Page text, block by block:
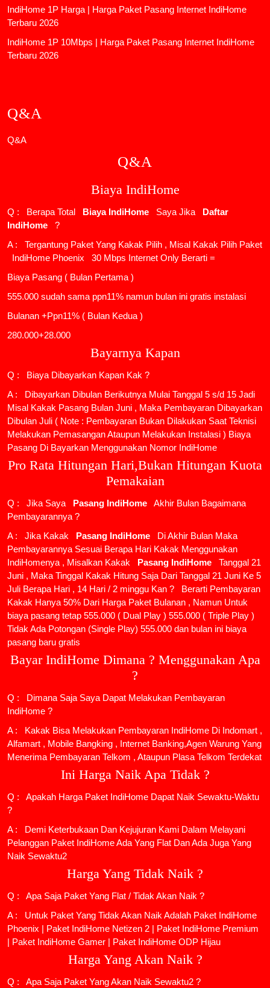
IndiHome 1P Harga | Harga Paket Pasang Internet IndiHome
Terbaru 2026
IndiHome 1P 10Mbps | Harga Paket Pasang Internet IndiHome
Terbaru 2026
Q&A
Q&A
Q&A
Biaya IndiHome
Q : Berapa Total Biaya IndiHome Saya Jika
Daftar
IndiHome
?
A : Tergantung Paket Yang Kakak Pilih , Misal Kakak Pilih Paket
IndiHome Phoenix
30 Mbps Internet Only Berarti =
Biaya Pasang ( Bulan Pertama )
555.000 sudah sama ppn11% namun bulan ini gratis instalasi
Bulanan +Ppn11% ( Bulan Kedua )
280.000+28.000
Bayarnya Kapan
Q : Biaya Dibayarkan Kapan Kak ?
A : Dibayarkan Dibulan Berikutnya Mulai Tanggal 5 s/d 15 Jadi
Misal Kakak Pasang Bulan Juni , Maka Pembayaran Dibayarkan
Dibulan Juli ( Note : Pembayaran Bukan Dilakukan Saat Teknisi
Melakukan Pemasangan Ataupun Melakukan Instalasi ) Biaya
Pasang Di Bayarkan Menggunakan Nomor IndiHome
Pro Rata Hitungan Hari,Bukan Hitungan Kuota
Pemakaian
Q : Jika Saya Pasang IndiHome
Akhir Bulan Bagaimana
Pembayarannya ?
A : Jika Kakak
Pasang IndiHome
Di Akhir Bulan Maka
Pembayarannya Sesuai Berapa Hari Kakak Menggunakan
IndiHomenya , Misalkan Kakak
Pasang IndiHome
Tanggal 21
Juni , Maka Tinggal Kakak Hitung Saja Dari Tanggal 21 Juni Ke 5
Juli Berapa Hari , 14 Hari / 2 minggu Kan ? Berarti Pembayaran
Kakak Hanya 50% Dari Harga Paket Bulanan , Namun Untuk
biaya pasang tetap 555.000 ( Dual Play ) 555.000 ( Triple Play )
Tidak Ada Potongan (Single Play) 555.000 dan bulan ini biaya
pasang baru gratis
Bayar IndiHome Dimana ? Menggunakan Apa
?
Q : Dimana Saja Saya Dapat Melakukan Pembayaran
IndiHome ?
A : Kakak Bisa Melakukan Pembayaran IndiHome Di Indomart ,
Alfamart , Mobile Bangking , Internet Banking,Agen Warung Yang
Menerima Pembayaran Telkom , Ataupun Plasa Telkom Terdekat
Ini Harga Naik Apa Tidak ?
Q : Apakah Harga Paket IndiHome Dapat Naik Sewaktu-Waktu
?
A : Demi Keterbukaan Dan Kejujuran Kami Dalam Melayani
Pelanggan Paket IndiHome Ada Yang Flat Dan Ada Juga Yang
Naik Sewaktu2
Harga Yang Tidak Naik ?
Q : Apa Saja Paket Yang Flat / Tidak Akan Naik ?
A : Untuk Paket Yang Tidak Akan Naik Adalah Paket IndiHome
Phoenix
Paket IndiHome Netizen 2
Paket IndiHome Premium
Paket IndiHome Gamer Paket IndiHome ODP Hijau
Harga Yang Akan Naik ?
Q : Apa Saja Paket Yang Akan Naik Sewaktu2 ?